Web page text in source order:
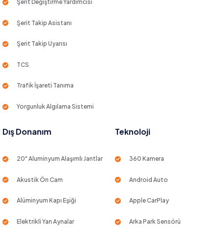
Şerit Değiştirme Yardımcısı
Şerit Takip Asistanı
Şerit Takip Uyarısı
TCS
Trafik İşareti Tanıma
Yorgunluk Algılama Sistemi
Dış Donanım
20" Aluminyum Alaşımlı Jantlar
Akustik Ön Cam
Alüminyum Kapı Eşiği
Elektrikli Yan Aynalar
Teknoloji
360 Kamera
Android Auto
Apple CarPlay
Arka Park Sensörü